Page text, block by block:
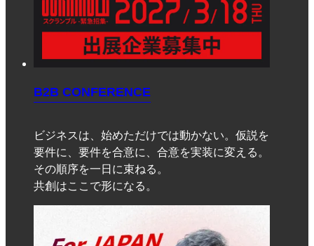
B2B CONFERENCE
ビジネスは、始めただけでは動かない。仮説を
要件に、要件を合意に、合意を実装に変える。
その順序を一日に束ねる。
共創はここで形になる。